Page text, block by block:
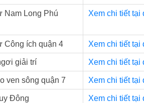
Nam Long Phú
Xem chi tiết tại
Công ích quận 4 Xem chi tiết tại
giải trí Xem chi tiết tại
ven sông quận 7 Xem chi tiết tại
Đông Xem chi tiết tại